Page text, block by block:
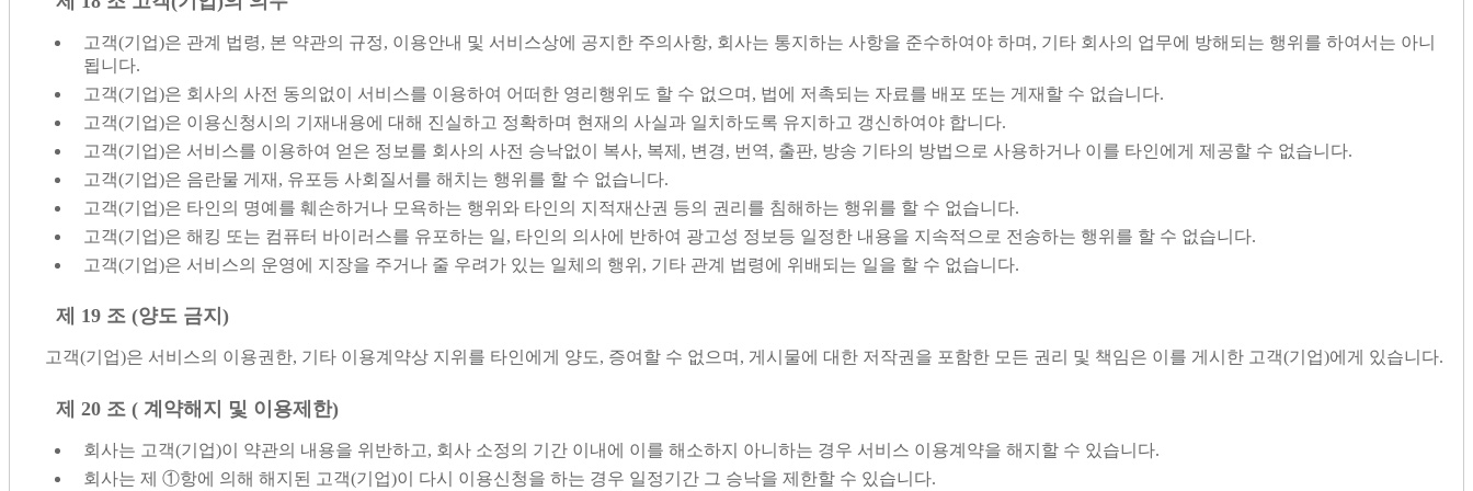
고객(기업)은 관계 법령, 본 약관의 규정, 이용안내 및 서비스상에 공지한 주의사항, 회사는 통지하는 사항을 준수하여야 하며, 기타 회사의 업무에 방해되는 행위를 하여서는 아니
됩니다.
고객(기업)은 회사의 사전 동의없이 서비스를 이용하여 어떠한 영리행위도 할 수 없으며, 법에 저촉되는 자료를 배포 또는 게재할 수 없습니다.
고객(기업)은 이용신청시의 기재내용에 대해 진실하고 정확하며 현재의 사실과 일치하도록 유지하고 갱신하여야 합니다.
고객(기업)은 서비스를 이용하여 얻은 정보를 회사의 사전 승낙없이 복사, 복제, 변경, 번역, 출판, 방송 기타의 방법으로 사용하거나 이를 타인에게 제공할 수 없습니다.
고객(기업)은 음란물 게재, 유포등 사회질서를 해치는 행위를 할 수 없습니다.
고객(기업)은 타인의 명예를 훼손하거나 모욕하는 행위와 타인의 지적재산권 등의 권리를 침해하는 행위를 할 수 없습니다.
고객(기업)은 해킹 또는 컴퓨터 바이러스를 유포하는 일, 타인의 의사에 반하여 광고성 정보등 일정한 내용을 지속적으로 전송하는 행위를 할 수 없습니다.
고객(기업)은 서비스의 운영에 지장을 주거나 줄 우려가 있는 일체의 행위, 기타 관계 법령에 위배되는 일을 할 수 없습니다.
제 19 조 (양도 금지)
고객(기업)은 서비스의 이용권한, 기타 이용계약상 지위를 타인에게 양도, 증여할 수 없으며, 게시물에 대한 저작권을 포함한 모든 권리 및 책임은 이를 게시한 고객(기업)에게 있습니다.
제 20 조 ( 계약해지 및 이용제한)
회사는 고객(기업)이 약관의 내용을 위반하고, 회사 소정의 기간 이내에 이를 해소하지 아니하는 경우 서비스 이용계약을 해지할 수 있습니다.
회사는 제 ①항에 의해 해지된 고객(기업)이 다시 이용신청을 하는 경우 일정기간 그 승낙을 제한할 수 있습니다.